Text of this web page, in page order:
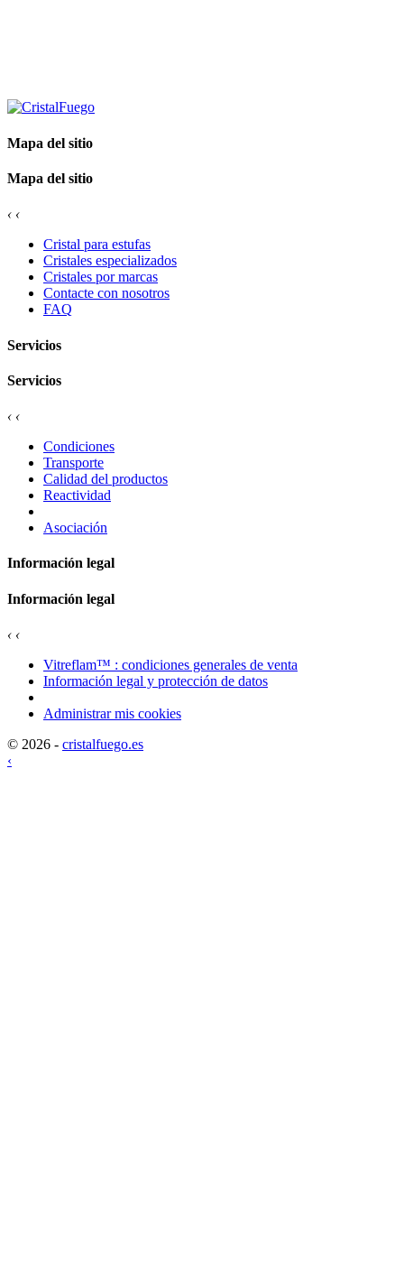
Mapa del sitio
Mapa del sitio
‹ ‹
Cristal para estufas
Cristales especializados
Cristales por marcas
Contacte con nosotros
FAQ
Servicios
Servicios
‹ ‹
Condiciones
Transporte
Calidad del productos
Reactividad
Asociación
Información legal
Información legal
‹ ‹
Vitreflam™ : condiciones generales de venta
Información legal y protección de datos
Administrar mis cookies
© 2026 - cristalfuego.es
‹